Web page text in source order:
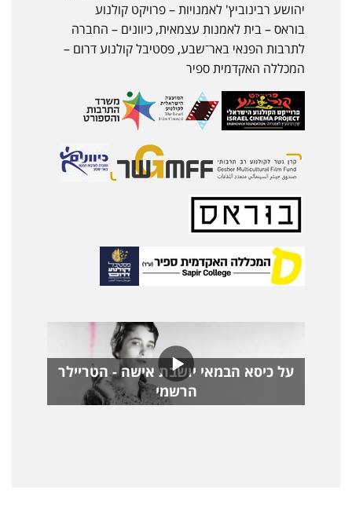
יהושע רבינוביץ' לאמנויות – פרויקט קולנוע
בוראס – בית לאמנות עצמאית, כיוונים – החברה
לתרבות הפנאי באר־שבע, פסטיבל קולנוע דרום –
המכללה האקדמית ספיר
על כיסא הבמאי יושבת אישה - הטריילר
הרשמי